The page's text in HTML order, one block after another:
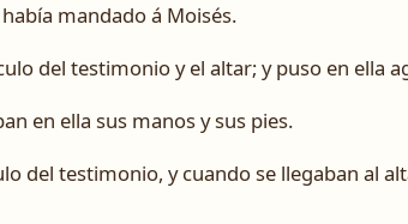
mandado á Moisés.
del testimonio y el altar; y puso en ella
en ella sus manos y sus pies.
del testimonio, y cuando se llegaban al